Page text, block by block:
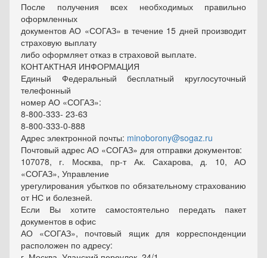
После получения всех необходимых правильно
оформленных
документов АО «СОГАЗ» в течение 15 дней производит
страховую выплату
либо оформляет отказ в страховой выплате.
КОНТАКТНАЯ ИНФОРМАЦИЯ
Единый Федеральный бесплатный круглосуточный
телефонный
номер АО «СОГАЗ»:
8-800-333- 23-63
8-800-333-0-888
Адрес электронной почты: minoborony@sogaz.ru
Почтовый адрес АО «СОГАЗ» для отправки документов:
107078, г. Москва, пр-т Ак. Сахарова, д. 10, АО
«СОГАЗ», Управление
урегулирования убытков по обязательному страхованию
от НС и болезней.
Если Вы хотите самостоятельно передать пакет
документов в офис
АО «СОГАЗ», почтовый ящик для корреспонденции
расположен по адресу: